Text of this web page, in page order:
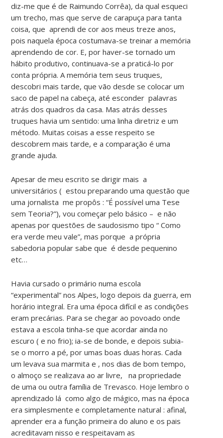
diz-me que é de Raimundo Corrêa), da qual esqueci
um trecho, mas que serve de carapuça para tanta
coisa, que aprendi de cor aos meus treze anos,
pois naquela época costumava-se treinar a memória
aprendendo de cor. E, por haver-se tornado um
hábito produtivo, continuava-se a praticá-lo por
conta própria. A memória tem seus truques,
descobri mais tarde, que vão desde se colocar um
saco de papel na cabeça, até esconder palavras
atrás dos quadros da casa. Mas atrás desses
truques havia um sentido: uma linha diretriz e um
método. Muitas coisas a esse respeito se
descobrem mais tarde, e a comparação é uma
grande ajuda.
Apesar de meu escrito se dirigir mais a
universitários ( estou preparando uma questão que
uma jornalista me propôs : “É possível uma Tese
sem Teoria?”), vou começar pelo básico – e não
apenas por questões de saudosismo tipo “ Como
era verde meu vale”, mas porque a própria
sabedoria popular sabe que é desde pequenino
etc…
Havia cursado o primário numa escola
“experimental” nos Alpes, logo depois da guerra, em
horário integral. Era uma época difícil e as condições
eram precárias. Para se chegar ao povoado onde
estava a escola tinha-se que acordar ainda no
escuro ( e no frio); ia-se de bonde, e depois subia-
se o morro a pé, por umas boas duas horas. Cada
um levava sua marmita e , nos dias de bom tempo,
o almoço se realizava ao ar livre, na propriedade
de uma ou outra família de Trevasco. Hoje lembro o
aprendizado lá como algo de mágico, mas na época
era simplesmente e completamente natural : afinal,
aprender era a função primeira do aluno e os pais
acreditavam nisso e respeitavam as